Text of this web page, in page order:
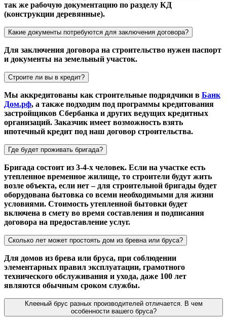
так же рабочую документацию по разделу КД
(конструкции деревянные).
Какие документы потребуются для заключения договора?
Для заключения договора на строительство нужен паспорт
и документы на земельный участок.
Строите ли вы в кредит?
Мы аккредитованы как строительные подрядчики в Банк
Дом.рф, а также подходим под программы кредитования
застройщиков Сбербанка и других ведущих кредитных
организаций. Заказчик имеет возможность взять
ипотечный кредит под наш договор строительства.
Где будет проживать бригада?
Бригада состоит из 3-4-х человек. Если на участке есть
утепленное временное жилище, то строители будут жить
возле объекта, если нет – для строительной бригады будет
оборудована бытовка со всеми необходимыми для жизни
условиями. Стоимость утепленной бытовки будет
включена в смету во время составления и подписания
договора на предоставление услуг.
Сколько лет может простоять дом из бревна или бруса?
Для домов из брева или бруса, при соблюдении
элементарных правил эксплуатации, грамотного
технического обслуживания и ухода, даже 100 лет
являются обычным сроком службы.
Клееный брус разных производителей отличается. В чем
особенности вашего бруса?